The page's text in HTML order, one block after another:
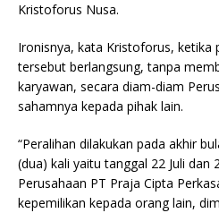
Kristoforus Nusa.
Ironisnya, kata Kristoforus, ketika
tersebut berlangsung, tanpa
karyawan, secara diam-diam
sahamnya kepada pihak lain.
“Peralihan dilakukan pada akhir
(dua) kali yaitu tanggal 22 Juli dan
Perusahaan PT Praja Cipta
kepemilikan kepada orang lain,